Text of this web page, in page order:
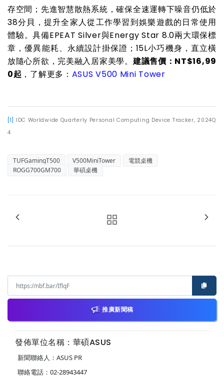
存空間；先進智慧散熱系統，確保全速運轉下噪音仍低於
38分貝，提升全家人從工作學習到娛樂遊戲的日常使用
體驗。具備EPEAT Silver與Energy Star 8.0兩大環保標
章，優異能耗、永續設計掛保證；15L小巧機身，直立橫
放隨心所欲，完美融入居家美學。建議售價：NT$16,99
0起 ，了解更多： ASUS V500 Mini Tower
[1]
IDC Worldwide Quarterly Personal Computing Device Tracker, 2024Q
4
TUFGamingT500 V500MiniTower
電競桌機
ROGG700GM700
華碩桌機
推廣新聞稿
發佈單位名稱：華碩ASUS
新聞聯絡人：ASUS PR
聯絡電話：02-28943447